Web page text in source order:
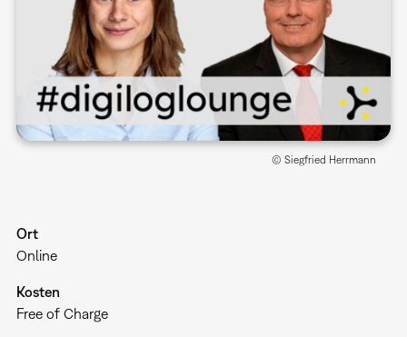
© Siegfried Herrmann
Ort
Online
Kosten
Free of Charge